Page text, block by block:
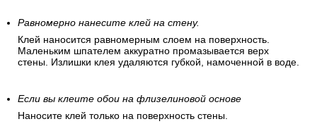
Равномерно нанесите клей на стену.
Клей наносится равномерным слоем на поверхность.
Маленьким шпателем аккуратно промазывается верх
стены. Излишки клея удаляются губкой, намоченной в воде.
Если вы клеите обои на флизелиновой основе
Наносите клей только на поверхность стены.